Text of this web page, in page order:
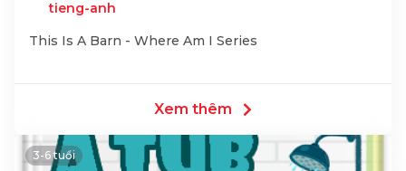
tieng-anh
This Is A Barn - Where Am I Series
Xem thêm
3-6 tuổi